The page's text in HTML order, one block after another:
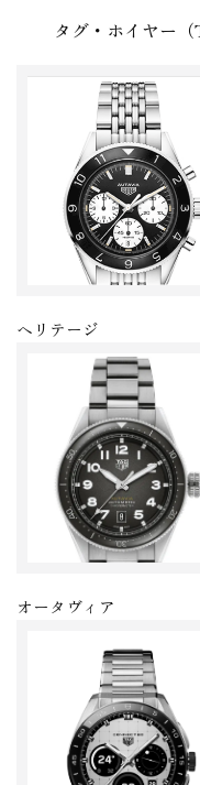
タグ・ホイヤー
ヘリテージ
オータヴィア